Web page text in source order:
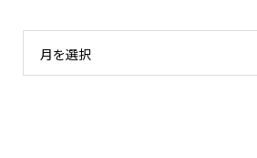
月を選択